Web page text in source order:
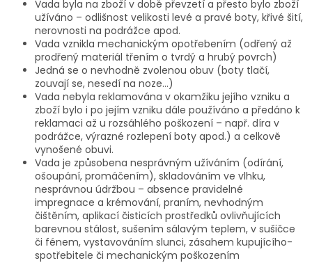
Vada byla na zboží v době převzetí a přesto bylo zboží
užíváno – odlišnost velikosti levé a pravé boty, křivé šití,
nerovnosti na podrážce apod.
Vada vznikla mechanickým opotřebením (odřený až
prodřený materiál třením o tvrdý a hrubý povrch)
Jedná se o nevhodně zvolenou obuv (boty tlačí,
zouvají se, nesedí na noze…)
Vada nebyla reklamována v okamžiku jejího vzniku a
zboží bylo i po jejím vzniku dále používáno a předáno k
reklamaci až u rozsáhlého poškození – např. díra v
podrážce, výrazné rozlepení boty apod.) a celkově
vynošené obuvi.
Vada je způsobena nesprávným užíváním (odírání,
ošoupání, promáčením), skladováním ve vlhku,
nesprávnou údržbou – absence pravidelné
impregnace a krémování, praním, nevhodným
čištěním, aplikací čisticích prostředků ovlivňujících
barevnou stálost, sušením sálavým teplem, v sušičce
či fénem, vystavováním slunci, zásahem kupujícího-
spotřebitele či mechanickým poškozením